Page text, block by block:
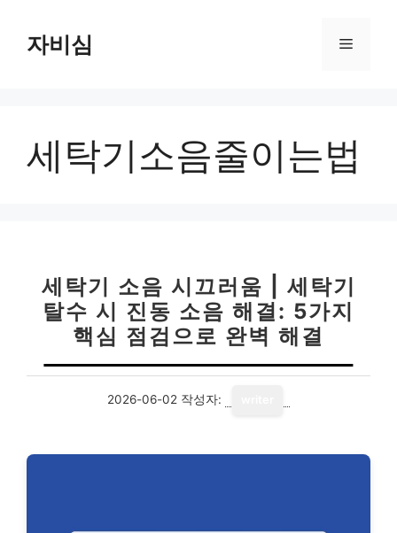
자비심 메
세탁기소음줄이는법
세탁기 소음 시끄러움 | 세탁기
탈수 시 진동 소음 해결: 5가지
핵심 점검으로 완벽 해결
2026-06-02 작성자: